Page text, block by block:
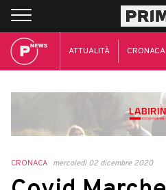
ATTUALITÀ CRONACA
CRONACA mercoledì 02 dicembre 2020